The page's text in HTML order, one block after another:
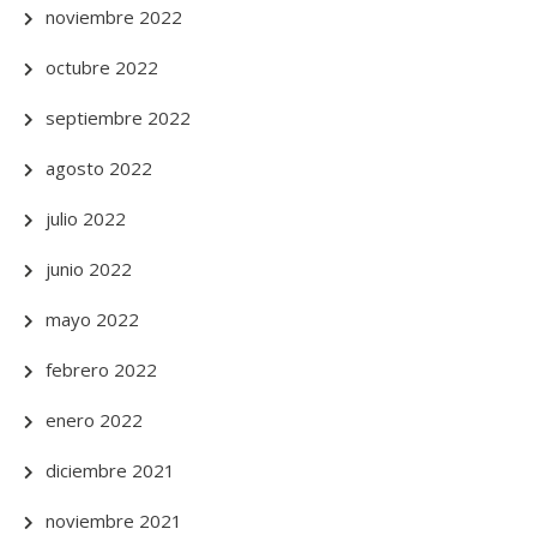
noviembre 2022
octubre 2022
septiembre 2022
agosto 2022
julio 2022
junio 2022
mayo 2022
febrero 2022
enero 2022
diciembre 2021
noviembre 2021